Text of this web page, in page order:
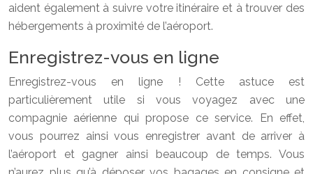
aident également à suivre votre itinéraire et à trouver des
hébergements à proximité de l’aéroport.
Enregistrez-vous en ligne
Enregistrez-vous en ligne ! Cette astuce est
particulièrement utile si vous voyagez avec une
compagnie aérienne qui propose ce service. En effet,
vous pourrez ainsi vous enregistrer avant de arriver à
l’aéroport et gagner ainsi beaucoup de temps. Vous